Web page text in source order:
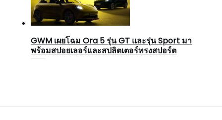
GWM เผยโฉม Ora 5 รุ่น GT และรุ่น Sport มา
พร้อมสปอยเลอร์และสปลิตเตอร์ทรงสปอร์ต